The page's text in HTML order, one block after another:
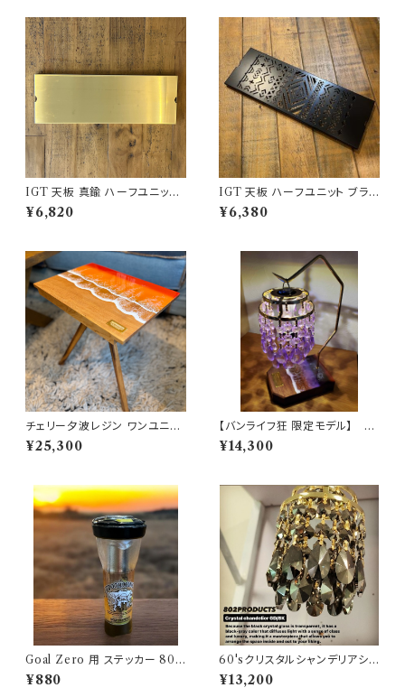
IGT 天板 真鍮 ハーフユニット
【 無地 】アイアングリルテーブル
Snow Peak スノーピーク
¥6,820
IGT 天板 ハーフユニット ブラッ
クアイアン【 ネイティブ横 】アイ
アングリルテーブル Snow Pea
¥6,380
チェリー夕波レジン ワンユニッ
ト天板 802PRODUCTS
¥25,300
【バンライフ狂 限定モデル】 6
0'sクリスタルシャンデリアシェ
ード パープル 【 802PRODUC
ンダント対応 シェード
¥14,300
Goal Zero 用 ステッカー 802
kobo's アウトドアモンスター O
DM
¥880
60'sクリスタルシャンデリアシェ
ード ブラックゴールド【 802PR
ODUCTS 】ゴールゼロ ミヤビ
¥13,200